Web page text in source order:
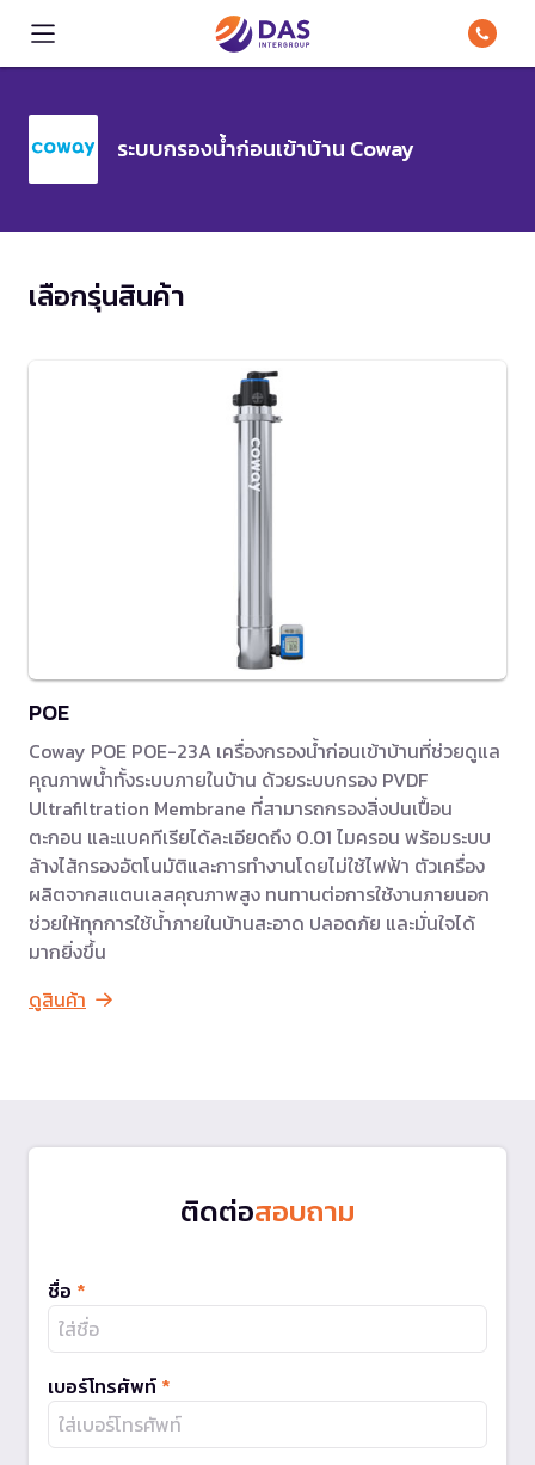
ระบบกรองน้ำก่อนเข้าบ้าน Coway
เลือกรุ่นสินค้า
POE
Coway POE POE-23A เครื่องกรองน้ำก่อนเข้าบ้านที่ช่วยดูแล
คุณภาพน้ำทั้งระบบภายในบ้าน ด้วยระบบกรอง PVDF
Ultrafiltration Membrane ที่สามารถกรองสิ่งปนเปื้อน
ตะกอน และแบคทีเรียได้ละเอียดถึง 0.01 ไมครอน พร้อมระบบ
ล้างไส้กรองอัตโนมัติและการทำงานโดยไม่ใช้ไฟฟ้า ตัวเครื่อง
ผลิตจากสแตนเลสคุณภาพสูง ทนทานต่อการใช้งานภายนอก
ช่วยให้ทุกการใช้น้ำภายในบ้านสะอาด ปลอดภัย และมั่นใจได้
มากยิ่งขึ้น
ดูสินค้า
ติดต่อสอบถาม
ชื่อ *
เบอร์โทรศัพท์ *